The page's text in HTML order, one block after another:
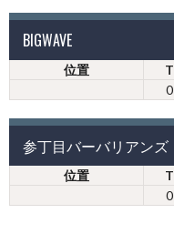
BIGWAVE
位置 T
0
参丁目バーバリアンズ
位置 T
0